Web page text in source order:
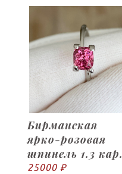
Бирманская
ярко-розовая
шпинель 1.3 кар.
25000 ₽